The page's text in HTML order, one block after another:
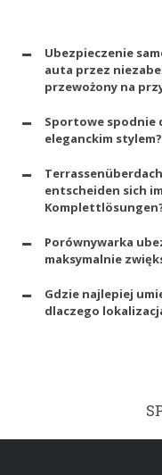
Ubezpieczenie
auta przez
przewożony na
Sportowe spodnie
eleganckim stylem?
entscheiden sich
Porównywarka
maksymalnie
Gdzie najlepiej
dlaczego